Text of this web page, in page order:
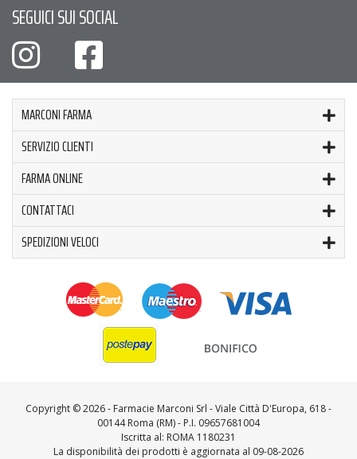
SEGUICI SUI SOCIAL
MARCONI FARMA
SERVIZIO CLIENTI
FARMA ONLINE
CONTATTACI
SPEDIZIONI VELOCI
Copyright ©2026 - Farmacie Marconi Srl - Viale Città D'Europa, 618 -
00144 Roma (RM) - P.I. 09657681004
Iscritta al: ROMA 1180231
La disponibilità dei prodotti è aggiornata al 09-08-2026